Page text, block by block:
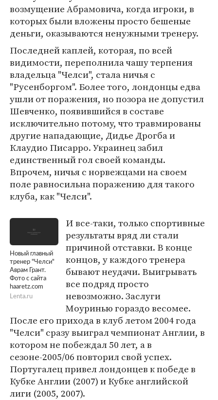
возмущение Абрамовича, когда игроки, в
которых были вложены просто бешеные
деньги, оказываются ненужными тренеру.
Последней каплей, которая, по всей
видимости, переполнила чашу терпения
владельца "Челси", стала ничья с
"Русенборгом". Более того, лондонцы едва
ушли от поражения, но позора не допустил
Шевченко, появившийся в составе
исключительно потому, что травмированы
другие нападающие, Дидье Дрогба и
Клаудио Писарро. Украинец забил
единственный гол своей команды.
Впрочем, ничья с норвежцами на своем
поле равносильна поражению для такого
клуба, как "Челси".
Новый главный
тренер "Челси"
Аврам Грант.
Фото с сайта
haaretz.com
Lenta.ru
И все-таки, только спортивные
результаты вряд ли стали
причиной отставки. В конце
концов, у каждого тренера
бывают неудачи. Выигрывать
все подряд просто
невозможно. Заслуги
Моуринью гораздо весомее.
После его прихода в клуб летом 2004 года
"Челси" сразу выиграл чемпионат Англии, в
котором не побеждал 50 лет, а в
сезоне-2005/06 повторил свой успех.
Португалец привел лондонцев к победе в
Кубке Англии (2007) и Кубке английской
лиги (2005, 2007).